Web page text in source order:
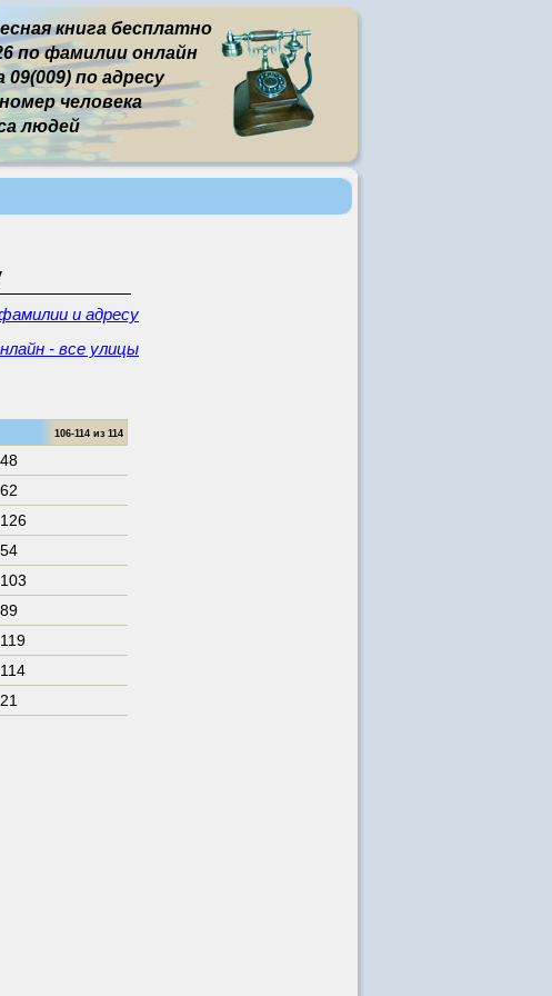
книга бесплатно
по фамилии онлайн
по адресу
человека
людей
и адресу
- все улицы
106-114 из 114